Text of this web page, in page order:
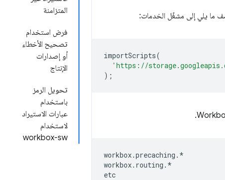
المتزامنة
فرض استخدام
تصحيح الأخطاء
أو إصدارات
الإنتاج
تحويل الرمز
باستخدام
عبارات الاستيراد
لاستخدام
workbox-sw
importScripts(
'https://
);
workbox.precaching . *
workbox. routing . *
etc